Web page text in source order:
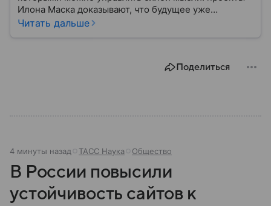
Илона Маска доказывают, что будущее уже
наступило. Собрали главное из биографии
Читать дальше
Поделиться
4 минуты назад ТАСС Наука Общество
В России повысили
устойчивость сайтов к